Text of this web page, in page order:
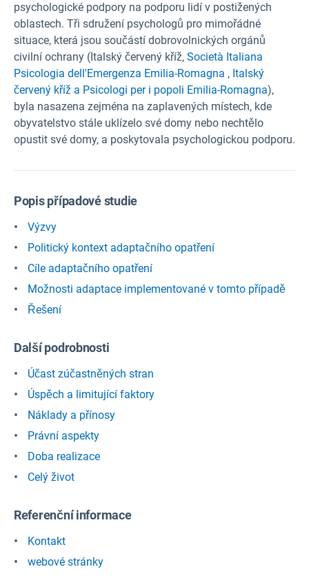
psychologické podpory na podporu lidí v postižených
oblastech. Tři sdružení psychologů pro mimořádné
situace, která jsou součástí dobrovolnických orgánů
civilní ochrany (Italský červený kříž, Società Italiana
Psicologia dell'Emergenza Emilia-Romagna , Italský
červený kříž a Psicologi per i popoli Emilia-Romagna),
byla nasazena zejména na zaplavených místech, kde
obyvatelstvo stále uklízelo své domy nebo nechtělo
opustit své domy, a poskytovala psychologickou podporu.
Popis případové studie
Výzvy
Politický kontext adaptačního opatření
Cíle adaptačního opatření
Možnosti adaptace implementované v tomto případě
Řešení
Další podrobnosti
Účast zúčastněných stran
Úspěch a limitující faktory
Náklady a přínosy
Právní aspekty
Doba realizace
Celý život
Referenční informace
Kontakt
webové stránky